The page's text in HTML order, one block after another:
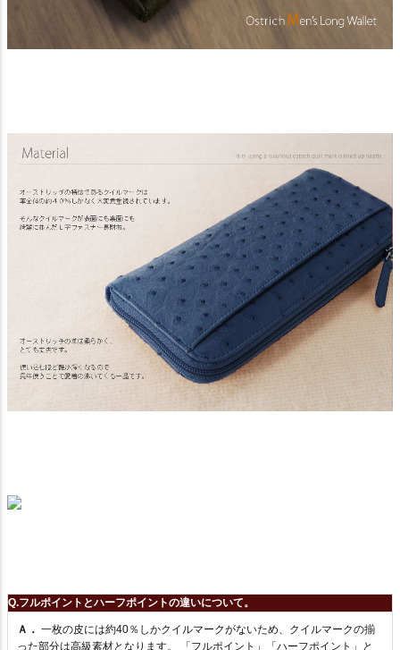
Q.フルポイントとハーフポイントの違いについて。
Ａ． 一枚の皮には約40％しかクイルマークがないため、クイルマークの揃
った部分は高級素材となります。 「フルポイント」「ハーフポイント」と